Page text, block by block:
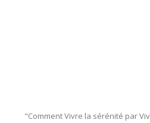
"Comment Vivre la sérénité par